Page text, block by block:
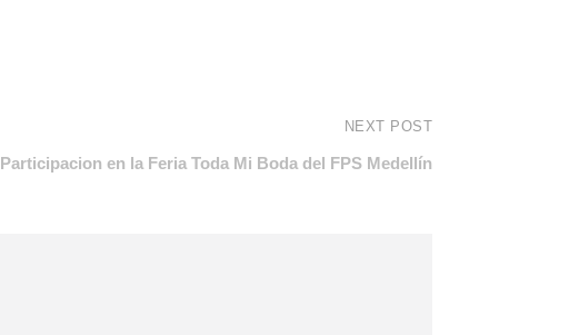
NEXT POST
Participacion en la Feria Toda Mi Boda del FPS Medellín